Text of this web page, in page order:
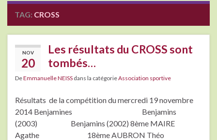
TAG: CROSS
NOV
20
Les résultats du CROSS sont
tombés…
DeEmmanuelle NEISS dans la catégorieAssociation sportive
Résultats de la compétition du mercredi 19 novembre
2014 Benjamines Benjamins
(2003) Benjamins (2002) 8ème MAIRE
Agathe 18ème AUBRON Théo